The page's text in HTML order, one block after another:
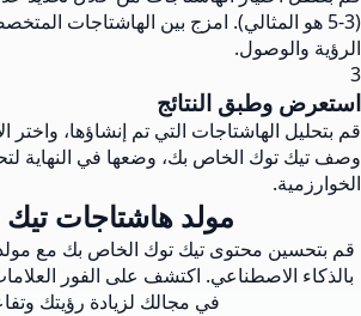
(3-5 هو المثالي). امزج بين الهاشتاجات
الرؤية والوصول.
3
استعرض وطبق النتائج
قم بتحليل الهاشتاجات التي تم إنشاؤها، واختر
وصف تيك توك الخاص بك، وضعها في النهاية
الخوارزمية.
مولد هاشتاجات
قم بتحسين محتوى تيك توك الخاص بك مع
بالذكاء الاصطناعي. اكتشف على الفور
في مجالك لزيادة رؤيتك